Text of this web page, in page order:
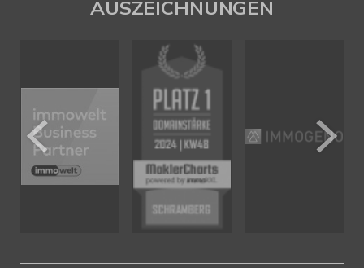
AUSZEICHNUNGEN